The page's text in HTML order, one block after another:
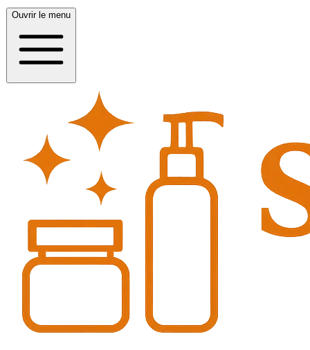
Ouvrir le menu